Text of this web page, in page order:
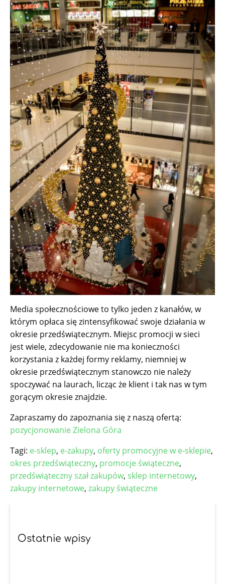
Media społecznościowe to tylko jeden z kanałów, w
którym opłaca się zintensyfikować swoje działania w
okresie przedświątecznym. Miejsc promocji w sieci
jest wiele, zdecydowanie nie ma konieczności
korzystania z każdej formy reklamy, niemniej w
okresie przedświątecznym stanowczo nie należy
spoczywać na laurach, licząc że klient i tak nas w tym
gorącym okresie znajdzie.
Zapraszamy do zapoznania się z naszą ofertą:
pozycjonowanie Zielona Góra
Tagi: e-sklep, e-zakupy, oferty promocyjne w e-sklepie,
okres przedświąteczny, promocje świąteczne,
przedświąteczny szał zakupów, sklep internetowy,
zakupy internetowe, zakupy świąteczne
Ostatnie wpisy